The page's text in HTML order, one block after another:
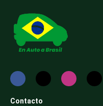
Contacto